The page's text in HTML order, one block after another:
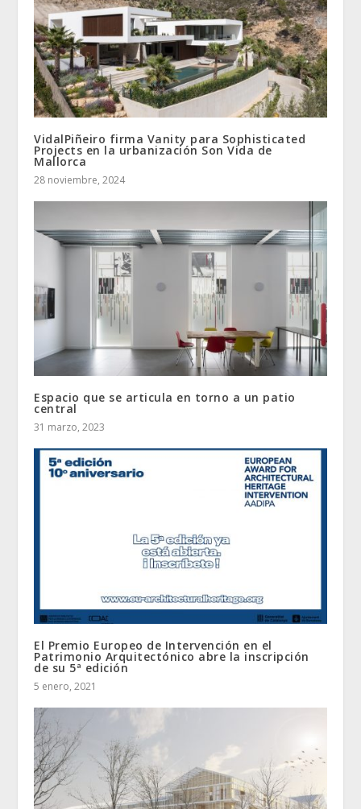
VidalPiñeiro firma Vanity para Sophisticated
Projects en la urbanización Son Vida de
Mallorca
28 noviembre, 2024
Espacio que se articula en torno a un patio
central
31 marzo, 2023
El Premio Europeo de Intervención en el
Patrimonio Arquitectónico abre la inscripción
de su 5ª edición
5 enero, 2021